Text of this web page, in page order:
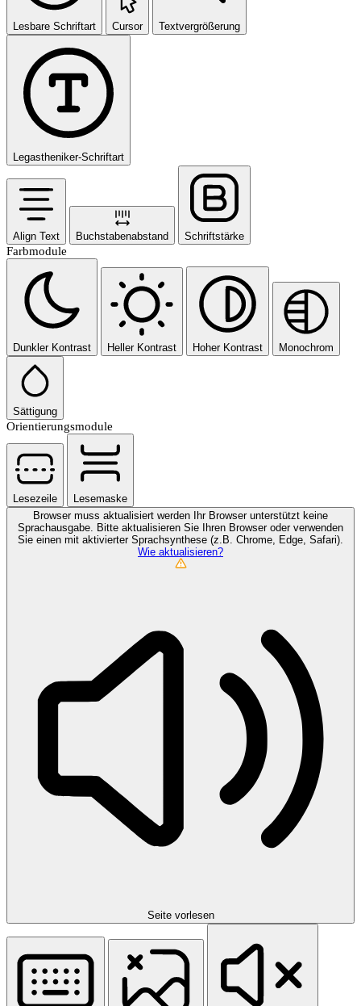
Lesbare Schriftart Cursor Textvergrößerung
Legastheniker-Schriftart
Align Text Buchstabenabstand Schriftstärke
Farbmodule
Dunkler Kontrast Heller Kontrast Hoher Kontrast Monochrom
Sättigung
Orientierungsmodule
Lesezeile
Lesemaske
Browser muss aktualisiert werden Ihr Browser unterstützt keine
Sprachausgabe. Bitte aktualisieren Sie Ihren Browser oder verwenden
Sie einen mit aktivierter Sprachsynthese (z.B. Chrome, Edge, Safari).
Wie aktualisieren?
Seite vorlesen